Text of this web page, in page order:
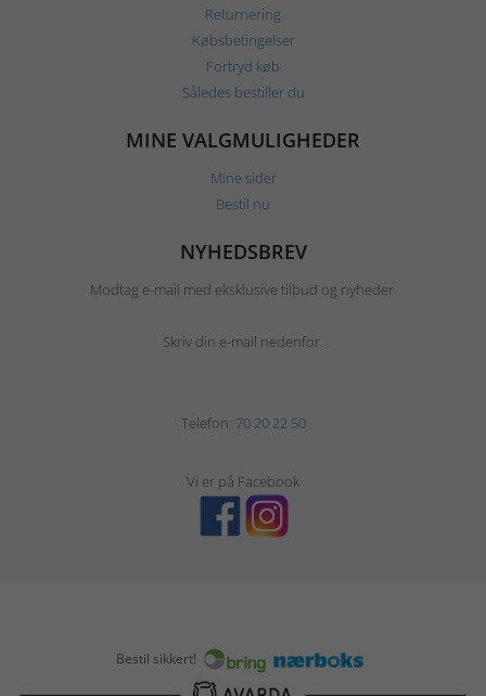
Returnering
Købsbetingelser
Fortryd køb
Således bestiller du
MINE VALGMULIGHEDER
Mine sider
Bestil nu
NYHEDSBREV
Modtag e-mail med eksklusive tilbud og nyheder.
Skriv din e-mail nedenfor.
Telefon: 70 20 22 50
Vi er på Facebook
Bestil sikkert!